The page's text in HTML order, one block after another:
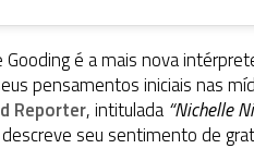
Gooding é a mais nova
pensamentos iniciais nas
Reporter, intitulada “Nichelle
seu sentimento de